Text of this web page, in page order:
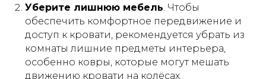
Уберите лишнюю мебель. Чтобы
обеспечить комфортное передвижение и
доступ к кровати, рекомендуется убрать из
комнаты лишние предметы интерьера,
особенно ковры, которые могут мешать
движению кровати на колёсах.